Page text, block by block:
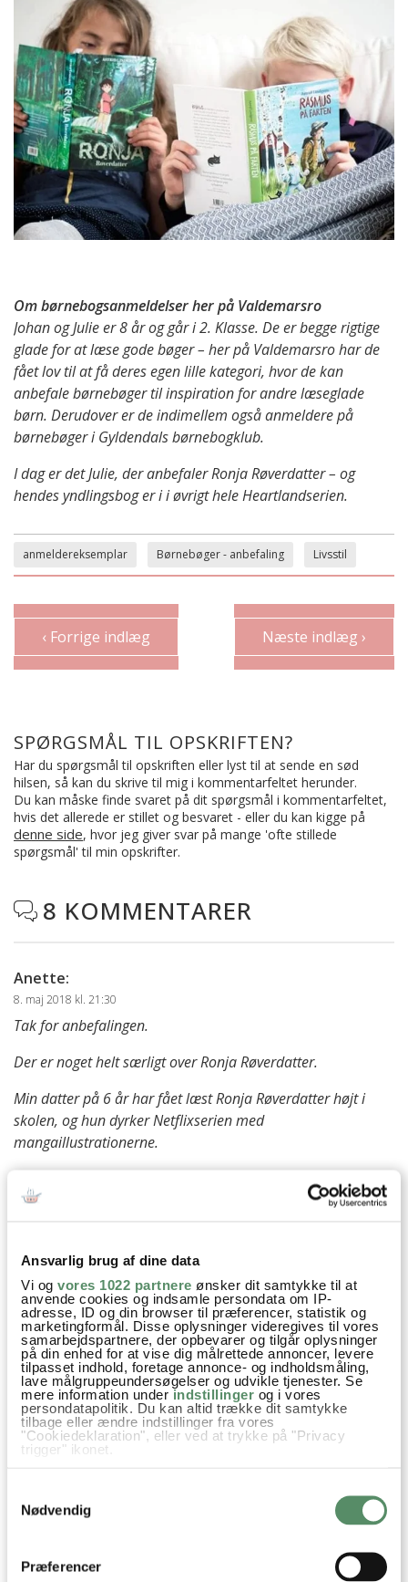
Ansvarlig brug af dine data
Vi og vores 1022 partnere ønsker dit samtykke til at
anvende cookies og indsamle persondata om IP-
adresse, ID og din browser til præferencer, statistik og
marketingformål. Disse oplysninger videregives til vores
samarbejdspartnere, der opbevarer og tilgår oplysninger
på din enhed for at vise dig målrettede annoncer, levere
tilpasset indhold, foretage annonce- og indholdsmåling,
lave målgruppeundersøgelser og udvikle tjenester. Se
mere information under indstillinger og i vores
persondatapolitik. Du kan altid trække dit samtykke
tilbage eller ændre indstillinger fra vores
"Cookiedeklaration", eller ved at trykke på "Privacy
trigger" ikonet.
Indsamle præcise oplysninger om din placering,
der kan være nøjagtig inden for få meter
Identificere din enhed baseret på en scanning af
Nødvendig
Præferencer
Om børnebogsanmeldelser her på Valdemarsro
Johan og Julie er 8 år og går i 2. Klasse. De er begge rigtige
glade for at læse gode bøger – her på Valdemarsro har de
fået lov til at få deres egen lille kategori, hvor de kan
anbefale børnebøger til inspiration for andre læseglade
børn. Derudover er de indimellem også anmeldere på
børnebøger i Gyldendals børnebogklub.
I dag er det Julie, der anbefaler Ronja Røverdatter – og
hendes yndlingsbog er i i øvrigt hele Heartlandserien.
anmeldereksemplar Børnebøger - anbefaling Livsstil
‹ Forrige indlæg Næste indlæg ›
SPØRGSMÅL TIL OPSKRIFTEN?
Har du spørgsmål til opskriften eller lyst til at sende en sød
hilsen, så kan du skrive til mig i kommentarfeltet herunder.
Du kan måske finde svaret på dit spørgsmål i kommentarfeltet,
hvis det allerede er stillet og besvaret - eller du kan kigge på
denne side, hvor jeg giver svar på mange 'ofte stillede
spørgsmål' til min opskrifter.
 8 KOMMENTARER
Anette:
8. maj 2018 kl. 21:30
Tak for anbefalingen.
Der er noget helt særligt over Ronja Røverdatter.
Min datter på 6 år har fået læst Ronja Røverdatter højt i
skolen, og hun dyrker Netflixserien med
mangaillustrationerne.
fødselsdagsgave.
Ann-Christine
9. maj 2018 kl. 09:40
Hvor dejligt at høre!
Det er sådan en skøn fortælling og ronja er
virkelig også en sej pige, så jeg er selv meget
begejstret for at hun kan inspirere vores børn.
Dejlig dag til dig
Kh AC
Maria Christina Madsen
Skønt med gode anbefalinger af børnebøger. Jeg har selv en